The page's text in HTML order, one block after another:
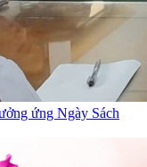
ứng Ngày Sách